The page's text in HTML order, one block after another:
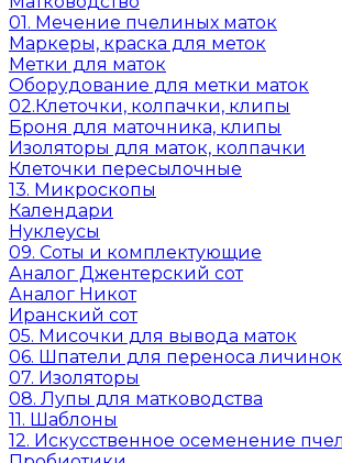
01. Мечение пчелиных маток
Маркеры, краска для меток
Метки для маток
Оборудование для метки маток
02.Клеточки, колпачки, клипы
Броня для маточника, клипы
Изоляторы для маток, колпачки
Клеточки пересылочные
13. Микроскопы
Календари
Нуклеусы
09. Соты и комплектующие
Аналог Джентерский сот
Аналог Никот
Иранский сот
05. Мисочки для вывода маток
06. Шпатели для переноса личинок
07. Изоляторы
08. Лупы для матководства
11. Шаблоны
12. Искусственное осеменение